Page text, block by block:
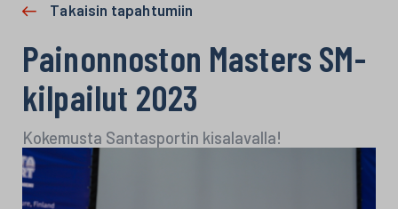
Takaisin tapahtumiin
Painonnoston Masters SM-
kilpailut 2023
Kokemusta Santasportin kisalavalla!